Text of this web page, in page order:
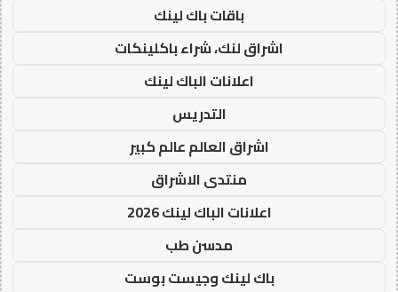
باقات باك لينك
اشراق لنك، شراء باكلينكات
اعلانات الباك لينك
التدريس
اشراق العالم عالم كبير
منتدى الاشراق
اعلانات الباك لينك 2026
مدسن طب
باك لينك وجيست بوست